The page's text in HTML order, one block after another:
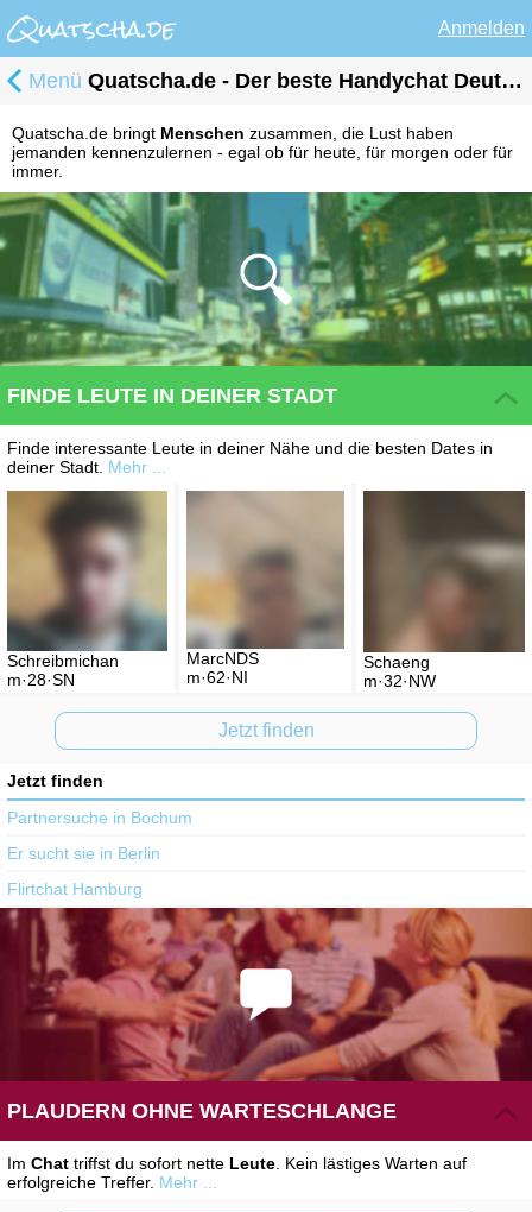
Anmelden
Menü Quatscha.de - Der beste Handychat Deutschlands!
Quatscha.de bringt Menschen zusammen, die Lust haben
jemanden kennenzulernen - egal ob für heute, für morgen oder für
immer.
FINDE LEUTE IN DEINER STADT
Finde interessante Leute in deiner Nähe und die besten Dates in
deiner Stadt. Mehr ...
Schreibmichan
m·28·SN
MarcNDS
m·62·NI
Schaeng
m·32·NW
Jetzt finden
Jetzt finden
Partnersuche in Bochum
Er sucht sie in Berlin
Flirtchat Hamburg
PLAUDERN OHNE WARTESCHLANGE
Im Chat triffst du sofort nette Leute . Kein lästiges Warten auf
erfolgreiche Treffer. Mehr ...